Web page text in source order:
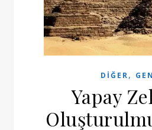
DIĞER,
Yapay